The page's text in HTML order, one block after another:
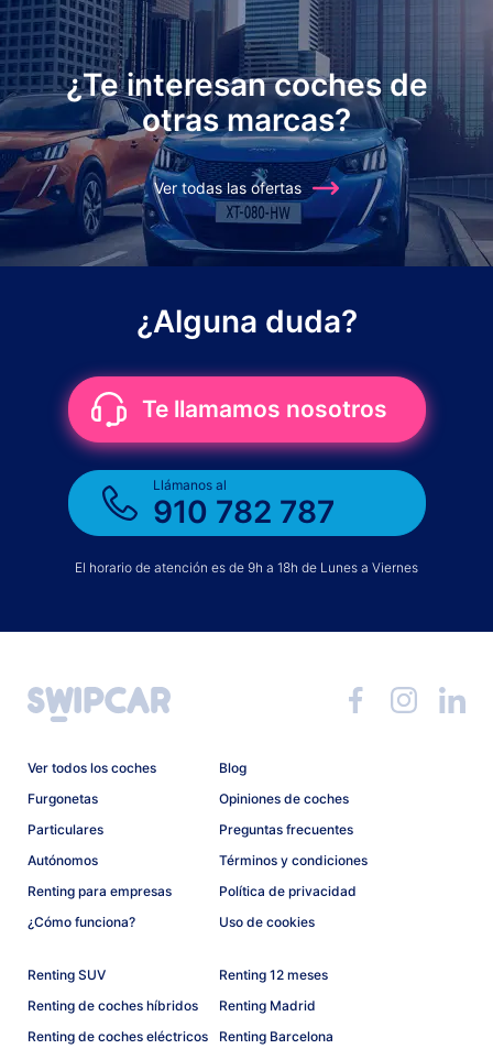
¿Te interesan coches de
otras marcas?
Ver todas las ofertas
¿Alguna duda?
Te llamamos nosotros
Llámanos al
910 782 787
El horario de atención es de 9h a 18h de Lunes a Viernes
Ver todos los coches
Furgonetas
Particulares
Autónomos
Renting para empresas
¿Cómo funciona?
Blog
Opiniones de coches
Preguntas frecuentes
Términos y condiciones
Política de privacidad
Uso de cookies
Renting SUV
Renting de coches híbridos
Renting de coches eléctricos
Renting 12 meses
Renting Madrid
Renting Barcelona